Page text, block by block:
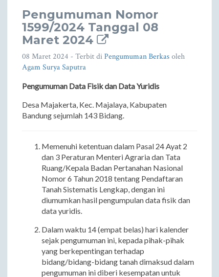
Pengumuman Nomor
1599/2024 Tanggal 08
Maret 2024
08 Maret 2024 - Terbit diPengumuman Berkas oleh
Agam Surya Saputra
Pengumuman Data Fisik dan Data Yuridis
Desa Majakerta, Kec. Majalaya, Kabupaten
Bandung sejumlah 143 Bidang.
Memenuhi ketentuan dalam Pasal 24 Ayat 2
dan 3 Peraturan Menteri Agraria dan Tata
Ruang/Kepala Badan Pertanahan Nasional
Nomor 6 Tahun 2018 tentang Pendaftaran
Tanah Sistematis Lengkap, dengan ini
diumumkan hasil pengumpulan data fisik dan
data yuridis.
Dalam waktu 14 (empat belas) hari kalender
sejak pengumuman ini, kepada pihak-pihak
yang berkepentingan terhadap
bidang/bidang-bidang tanah dimaksud dalam
pengumuman ini diberi kesempatan untuk